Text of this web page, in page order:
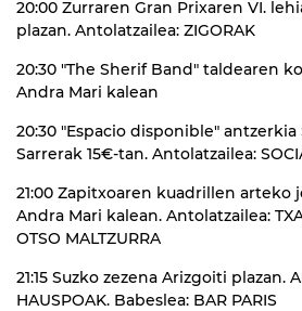
20:00 Zurraren Gran Prixaren VI.
plazan. Antolatzailea: ZIGORAK
20:30 "The Sherif Band" taldearen
Andra Mari kalean
20:30 "Espacio disponible"
Sarrerak 15€-tan. Antolatzailea:
21:00 Zapitxoaren kuadrillen arteko
Andra Mari kalean. Antolatzailea:
OTSO MALTZURRA
21:15 Suzko zezena Arizgoiti plazan.
HAUSPOAK. Babeslea: BAR PARIS